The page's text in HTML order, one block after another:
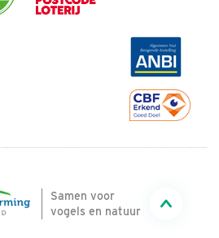
Samen voor
vogels en natuur